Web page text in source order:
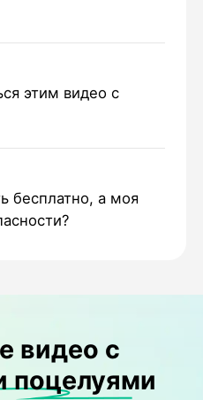
этим видео с
бесплатно, а моя
видео с